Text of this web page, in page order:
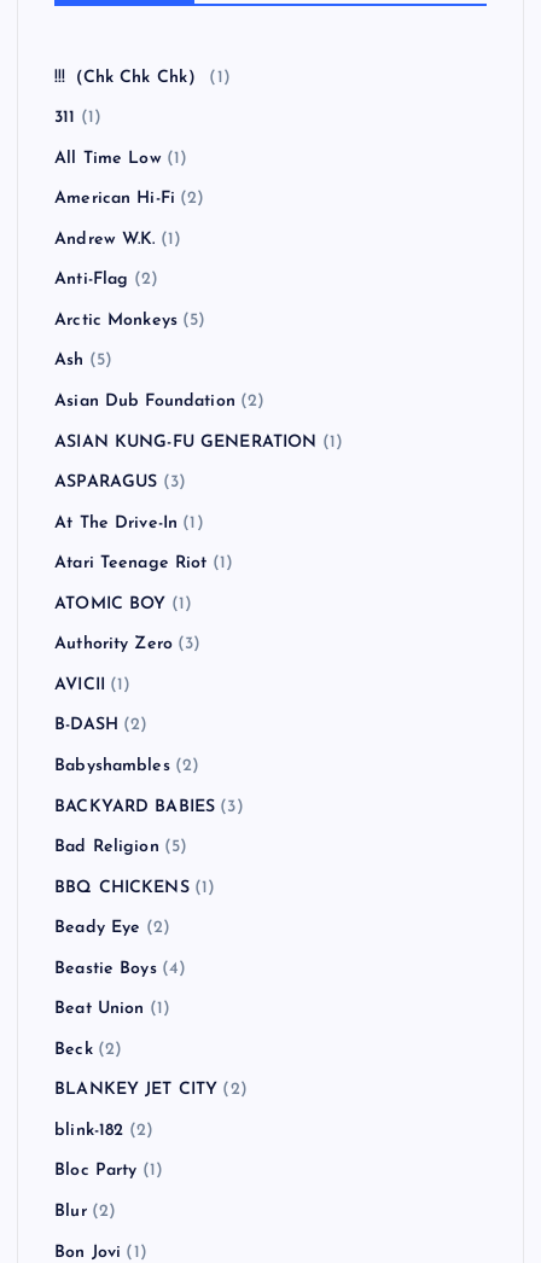
!!!（Chk Chk Chk） (1)
311 (1)
All Time Low(1)
American Hi-Fi (2)
Andrew W.K. (1)
Anti-Flag (2)
Arctic Monkeys (5)
Ash (5)
Asian Dub Foundation (2)
ASIAN KUNG-FU GENERATION (1)
ASPARAGUS (3)
At The Drive-In (1)
Atari Teenage Riot (1)
ATOMIC BOY (1)
Authority Zero (3)
AVICII (1)
B-DASH (2)
Babyshambles(2)
BACKYARD BABIES (3)
Bad Religion (5)
BBQ CHICKENS(1)
Beady Eye (2)
Beastie Boys(4)
Beat Union (1)
Beck(2)
BLANKEY JET CITY (2)
blink-182 (2)
Bloc Party (1)
Blur(2)
Bon Jovi (1)